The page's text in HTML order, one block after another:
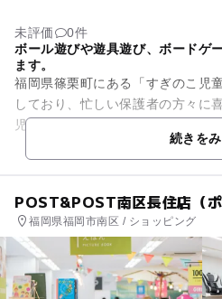
未評価
0件
ボール遊びや遊具遊び、ボードゲ
ます。
福岡県篠栗町にある「すぎのこ児
しており、忙しい保護者の方々に
児用遊具がある東のプレイルーム
る西のプレイルーム、児童書...
続きを
POST&POST南区長住店（ポ
福岡県福岡市南区 / ショッピング